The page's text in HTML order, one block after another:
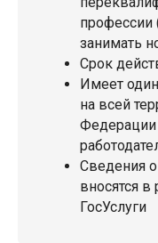
профессии
занимать
Срок
Имеет
на всей
Федерации
Сведения
вносятся
ГосУслуги